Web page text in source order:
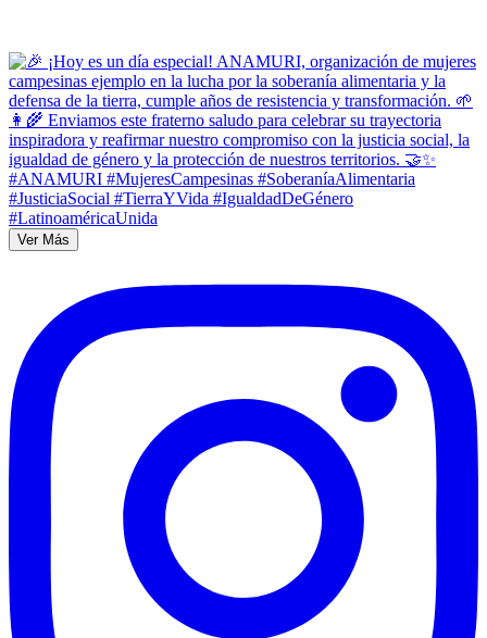
Ver Más